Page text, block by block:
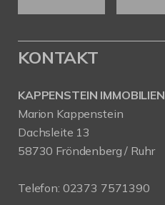
KONTAKT
KAPPENSTEIN IMMOBILIEN
Marion Kappenstein
Dachsleite 13
58730 Fröndenberg / Ruhr
Telefon: 02373 7571390